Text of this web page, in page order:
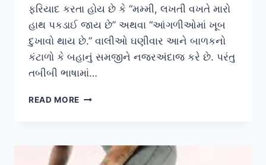
ફરિયાદ કરતા હોય છે કે “મમ્મી, લખતી વખતે મારો
હાથ પકડાઈ જાય છે” અથવા “આંગળીઓમાં ખૂબ
દુખાવો થાય છે.” વાલીઓ ઘણીવાર આને બાળકનો
કંટાળો કે બહાનું સમજીને નજરઅંદાજ કરે છે. પરંતુ
તબીબી ભાષામાં…
READ MORE બાળકોમાં
ક્રેમ્પ’
(લખતી